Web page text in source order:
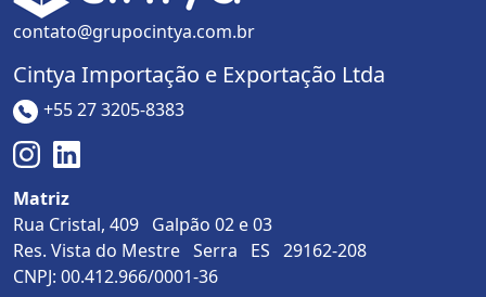
contato@grupocintya.com.br
Cintya Importação e Exportação Ltda
+55 27 3205-8383
Matriz
Rua Cristal, 409 Galpão 02 e 03
Res. Vista do Mestre Serra ES 29162-208
CNPJ: 00.412.966/0001-36